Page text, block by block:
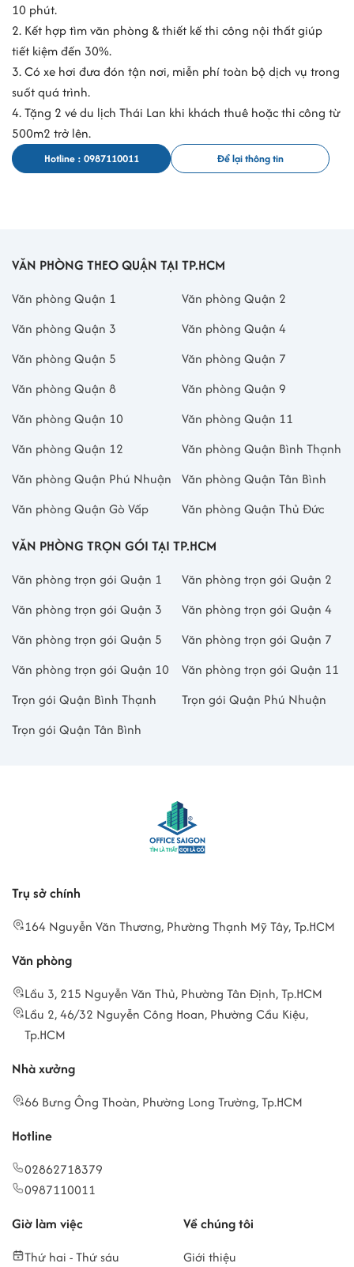
10 phút.
2. Kết hợp tìm văn phòng & thiết kế thi công nội thất giúp
tiết kiệm đến 30%.
3. Có xe hơi đưa đón tận nơi, miễn phí toàn bộ dịch vụ trong
suốt quá trình.
4. Tặng 2 vé du lịch Thái Lan khi khách thuê hoặc thi công từ
500m2 trở lên.
Hotline : 0987110011 Để lại thông tin
VĂN PHÒNG THEO QUẬN TẠI TP.HCM
Văn phòng Quận 1
Văn phòng Quận 2
Văn phòng Quận 3
Văn phòng Quận 4
Văn phòng Quận 5
Văn phòng Quận 7
Văn phòng Quận 8
Văn phòng Quận 9
Văn phòng Quận 10
Văn phòng Quận 11
Văn phòng Quận 12
Văn phòng Quận Bình Thạnh
Văn phòng Quận Phú Nhuận
Văn phòng Quận Tân Bình
Văn phòng Quận Gò Vấp
Văn phòng Quận Thủ Đức
VĂN PHÒNG TRỌN GÓI TẠI TP.HCM
Văn phòng trọn gói Quận 1
Văn phòng trọn gói Quận 2
Văn phòng trọn gói Quận 3
Văn phòng trọn gói Quận 4
Văn phòng trọn gói Quận 5
Văn phòng trọn gói Quận 7
Văn phòng trọn gói Quận 10
Văn phòng trọn gói Quận 11
Trọn gói Quận Bình Thạnh
Trọn gói Quận Phú Nhuận
Trọn gói Quận Tân Bình
Trụ sở chính
164 Nguyễn Văn Thương, Phường Thạnh Mỹ Tây, Tp.HCM
Văn phòng
Lầu 3, 215 Nguyễn Văn Thủ, Phường Tân Định, Tp.HCM
Lầu 2, 46/32 Nguyễn Công Hoan, Phường Cầu Kiệu,
Tp.HCM
Nhà xưởng
66 Bưng Ông Thoàn, Phường Long Trường, Tp.HCM
Hotline
02862718379
0987110011
Giờ làm việc
Thứ hai - Thứ sáu
Về chúng tôi
Giới thiệu